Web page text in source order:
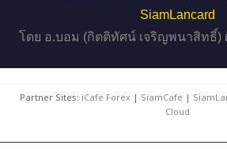
SiamLancard
โดย อ.บอม (กิตติทัศน์ เจริญพนาสิทธิ์)
Partner Sites: iCafe Forex| SiamCafe |
Cloud